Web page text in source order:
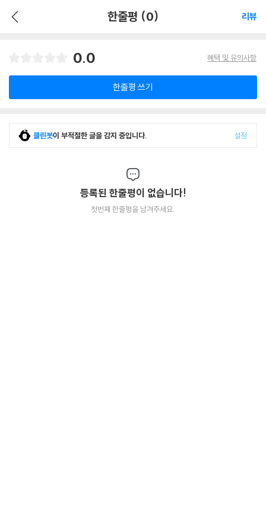
한줄평 (0) 리뷰
0.0 혜택 및 유의사항
한줄평 쓰기
클린봇이 부적절한 글을 감지 중입니다. 설정
등록된 한줄평이 없습니다!
첫번째 한줄평을 남겨주세요.